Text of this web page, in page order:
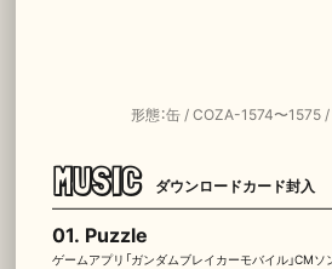
形態：缶 / COZA-1574〜
MUSIC ダウンロードカード封入
01. Puzzle
ゲームアプリ「ガンダムブレイカーモバイル」CMソ